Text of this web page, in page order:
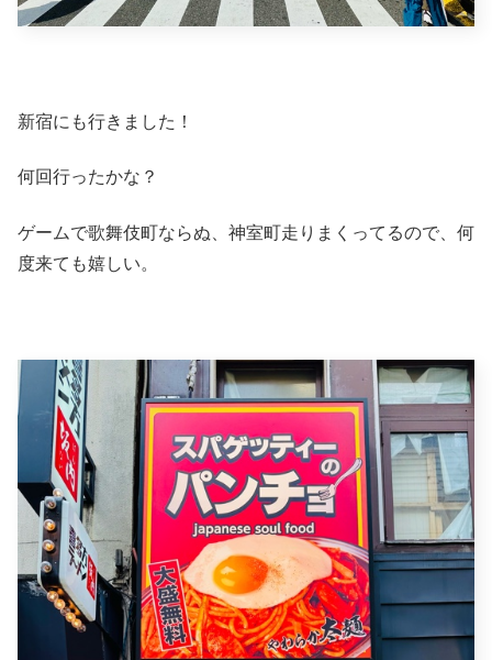
新宿にも行きました！
何回行ったかな？
ゲームで歌舞伎町ならぬ、神室町走りまくってるので、何
度来ても嬉しい。